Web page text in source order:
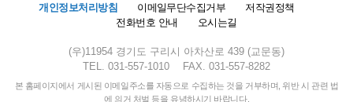
개인정보처리방침 이메일무단수집거부
저작권정책
전화번호 안내
오시는길
(우)11954 경기도 구리시 아차산로 439 (교문동)
TEL. 031-557-1010
FAX. 031-557-8282
본 홈페이지에서 게시된 이메일주소를 자동으로 수집하는 것을 거부하며, 위반 시 관련 법
에 의거 처벌 등을 유념하시기 바랍니다.